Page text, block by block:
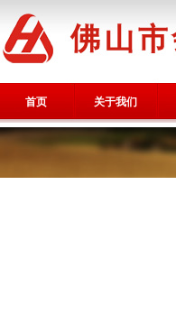
首页 关于我们